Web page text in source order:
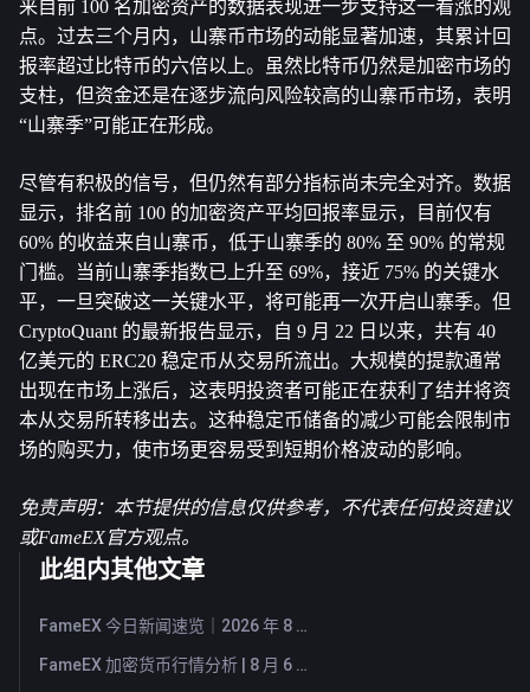
来自前 100 名加密资产的数据表现进一步支持这一看涨的观
点。过去三个月内，山寨币市场的动能显著加速，其累计回
报率超过比特币的六倍以上。虽然比特币仍然是加密市场的
支柱，但资金还是在逐步流向风险较高的山寨币市场，表明
“山寨季”可能正在形成。
尽管有积极的信号，但仍然有部分指标尚未完全对齐。数据
显示，排名前 100 的加密资产平均回报率显示，目前仅有
60% 的收益来自山寨币，低于山寨季的 80% 至 90% 的常规
门槛。当前山寨季指数已上升至 69%，接近 75% 的关键水
平，一旦突破这一关键水平，将可能再一次开启山寨季。但
CryptoQuant 的最新报告显示，自 9 月 22 日以来，共有 40
亿美元的 ERC20 稳定币从交易所流出。大规模的提款通常
出现在市场上涨后，这表明投资者可能正在获利了结并将资
本从交易所转移出去。这种稳定币储备的减少可能会限制市
场的购买力，使市场更容易受到短期价格波动的影响。
免责声明：本节提供的信息仅供参考，不代表任何投资建议
或FameEX官方观点。
此组内其他文章
FameEX 今日新闻速览｜2026 年 8 月 7 日
FameEX 加密货币行情分析 | 8 月 6 日, 2026